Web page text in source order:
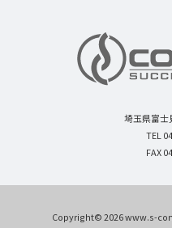
埼玉県富士
TEL
FAX
Copyright© 2026 www.s-